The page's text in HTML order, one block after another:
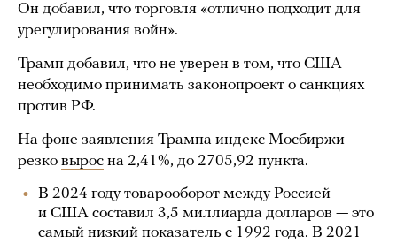
Он добавил, что торговля «отлично подходит для
урегулирования войн».
Трамп добавил, что не уверен в том, что США
необходимо принимать законопроект о санкциях
против РФ.
На фоне заявления Трампа индекс Мосбиржи
резко вырос на 2,41%, до 2705,92 пункта.
В 2024 году товарооборот между Россией
и США составил 3,5 миллиарда долларов — это
самый низкий показатель с 1992 года. В 2021